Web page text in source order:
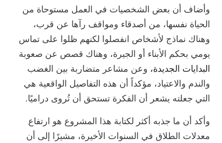
وأضاف أن بعض الشخصيات في العمل مستوحاة من
الحياة نفسها، من أصدقاء ومواقف رآها عن قرب،
وهناك نماذج لأشخاص انفصلوا لكنهم ظلوا على تماس
يومي بحكم الأبناء أو الجيرة، وهناك قصص عن صعوبة
البدايات الجديدة، وعن مشاعر متضاربة بين الغضب
والندم والاعتياد، مؤكداً أن هذه التفاصيل الواقعية هي
التي جعلته يشعر أن الفكرة تستحق أن تُروى دراميًا.
وأكد أن ما جذبه أكثر لكتابة هذا المشروع هو ارتفاع
معدلات الطلاق في السنوات الأخيرة، مشيرًا إلى أن